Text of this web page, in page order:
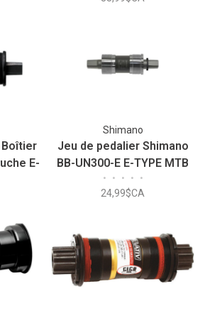
Boîtier
E-
Shimano
Jeu de pedalier Shimano
BB-UN300-E E-TYPE MTB
68 x 122.5mm
• • • • •
24,99$CA